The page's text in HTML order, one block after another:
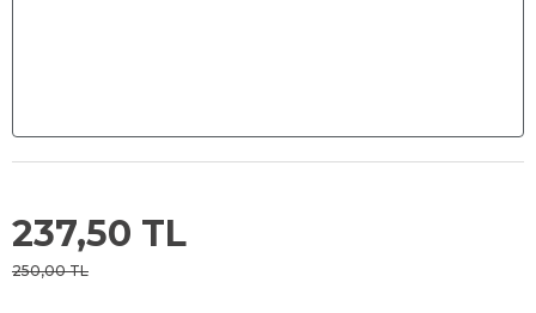
237,50 TL
250,00 TL